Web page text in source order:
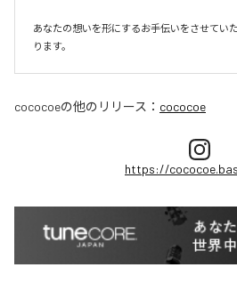
あなたの想いを形にするお手伝いをさせてい
ります。
cococoeの他のリリース： cococoe
https://